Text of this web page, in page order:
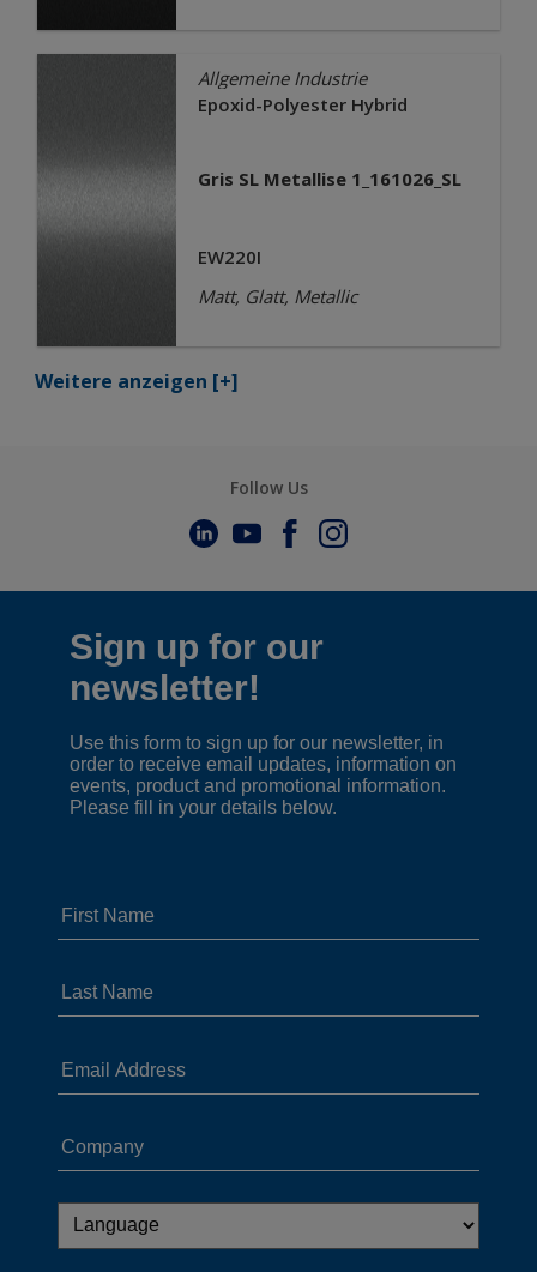
Allgemeine Industrie
Epoxid-Polyester Hybrid
Gris SL Metallise 1_161026_SL
EW220I
Matt, Glatt, Metallic
Weitere anzeigen [+]
Follow Us